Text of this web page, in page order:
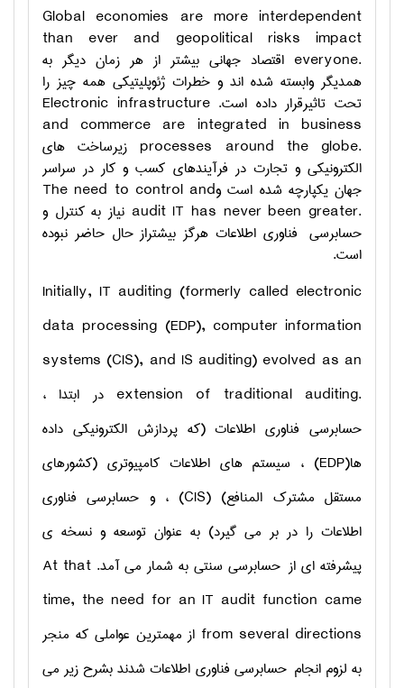
Global economies are more interdependent
than ever and geopolitical risks impact
everyone. اقتصاد جهانی بیشتر از هر زمان دیگر به
همدیگر وابسته شده اند و خطرات ژئوپلیتیکی همه چیز را
تحت تاثیرقرار داده است.Electronic infrastructure
and commerce are integrated in business
processes around the globe. زیرساخت های
الکترونیکی و تجارت در فرآیندهای کسب و کار در سراسر
جهان یکپارچه شده است وThe need to control and
audit IT has never been greater. نیاز به کنترل و
حسابرسی فناوری اطلاعات هرگز بیشتراز حال حاضر نبوده
است.
Initially, IT auditing (formerly called electronic
data processing (EDP), computer information
systems (CIS), and IS auditing) evolved as an
extension of traditional auditing. در ابتدا ،
حسابرسی فناوری اطلاعات (که پردازش الکترونیکی داده
ها(EDP) ، سیستم های اطلاعات کامپیوتری (کشورهای
مستقل مشترک المنافع) (CIS) ، و حسابرسی فناوری
اطلاعات را در بر می گیرد) به عنوان توسعه و نسخه ی
پیشرفته ای از حسابرسی سنتی به شمار می آمد.At that
time, the need for an IT audit function came
from several directions از مهمترین عواملی که منجر
به لزوم انجام حسابرسی فناوری اطلاعات شدند بشرح زیر می